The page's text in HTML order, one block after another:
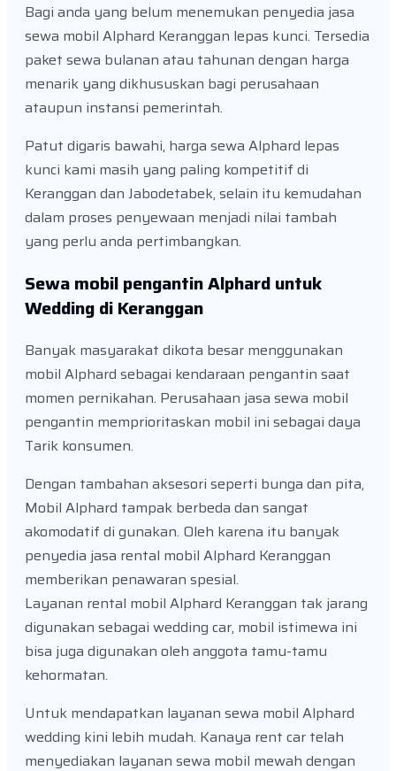
Bagi anda yang belum menemukan penyedia jasa
sewa mobil Alphard Keranggan lepas kunci. Tersedia
paket sewa bulanan atau tahunan dengan harga
menarik yang dikhususkan bagi perusahaan
ataupun instansi pemerintah.
Patut digaris bawahi, harga sewa Alphard lepas
kunci kami masih yang paling kompetitif di
Keranggan dan Jabodetabek, selain itu kemudahan
dalam proses penyewaan menjadi nilai tambah
yang perlu anda pertimbangkan.
Sewa mobil pengantin Alphard untuk
Wedding di Keranggan
Banyak masyarakat dikota besar menggunakan
mobil Alphard sebagai kendaraan pengantin saat
momen pernikahan. Perusahaan jasa sewa mobil
pengantin memprioritaskan mobil ini sebagai daya
Tarik konsumen.
Dengan tambahan aksesori seperti bunga dan pita,
Mobil Alphard tampak berbeda dan sangat
akomodatif di gunakan. Oleh karena itu banyak
penyedia jasa rental mobil Alphard Keranggan
memberikan penawaran spesial.
Layanan rental mobil Alphard Keranggan tak jarang
digunakan sebagai wedding car, mobil istimewa ini
bisa juga digunakan oleh anggota tamu-tamu
kehormatan.
Untuk mendapatkan layanan sewa mobil Alphard
wedding kini lebih mudah. Kanaya rent car telah
menyediakan layanan sewa mobil mewah dengan